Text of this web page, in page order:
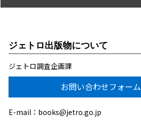
ジェトロ出版物について
ジェトロ調査企画課
お問い合わせフォーム
E-mail：books@jetro.go.jp